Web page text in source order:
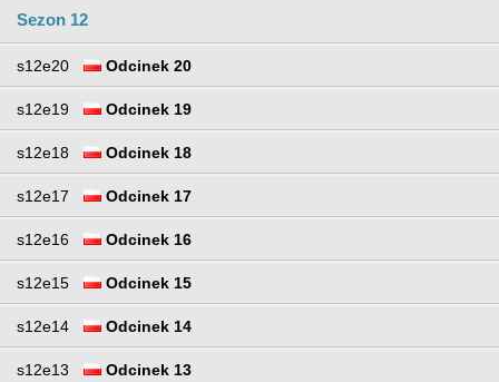
Sezon 12
s12e20 Odcinek 20
s12e19 Odcinek 19
s12e18 Odcinek 18
s12e17 Odcinek 17
s12e16 Odcinek 16
s12e15 Odcinek 15
s12e14 Odcinek 14
s12e13 Odcinek 13